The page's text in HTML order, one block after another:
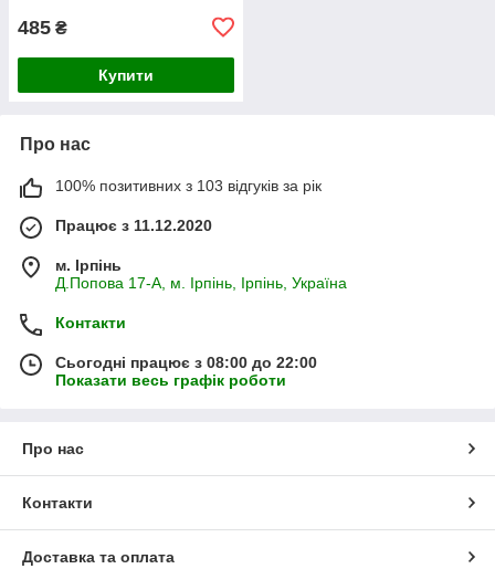
485 ₴
Купити
Про нас
100% позитивних з 103 відгуків за рік
Працює з 11.12.2020
м. Ірпінь
Д.Попова 17-А, м. Ірпінь, Ірпінь, Україна
Контакти
Сьогодні працює з 08:00 до 22:00
Показати весь графік роботи
Про нас
Контакти
Доставка та оплата